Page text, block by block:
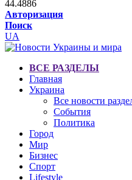
44.4886
Авторизация
Поиск
UA
ВСЕ РАЗДЕЛЫ
Главная
Украина
Все новости
События
Политика
Город
Мир
Бизнес
Спорт
Lifestyle